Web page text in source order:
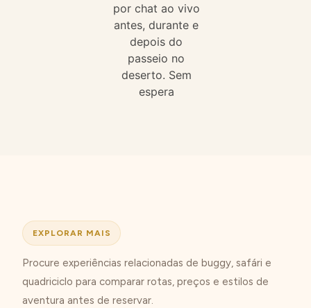
por chat ao vivo
antes, durante e
depois do
passeio no
deserto. Sem
espera
EXPLORAR MAIS
Procure experiências relacionadas de buggy, safári e
quadriciclo para comparar rotas, preços e estilos de
aventura antes de reservar.